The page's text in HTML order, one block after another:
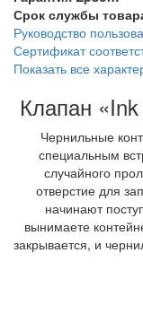
Срок службы
Руководство
Сертификат
Показать все
Клапан
Чернильные
специальным
случайного
отверстие для
начинают
вынимаете
закрывается, и